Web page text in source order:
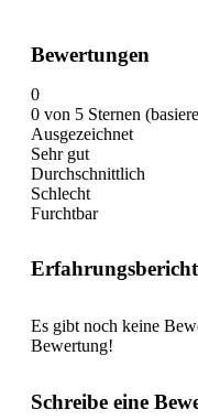
Bewertungen
0
0 von 5 Sternen
Ausgezeichnet
Sehr gut
Durchschnittlich
Schlecht
Furchtbar
Es gibt noch keine
Bewertung!
Schreibe eine